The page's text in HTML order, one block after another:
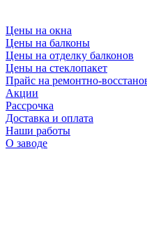
Цены на окна
Цены на балконы
Цены на отделку балконов
Цены на стеклопакет
Прайс на ремонтно-
Акции
Рассрочка
Доставка и оплата
Наши работы
О заводе